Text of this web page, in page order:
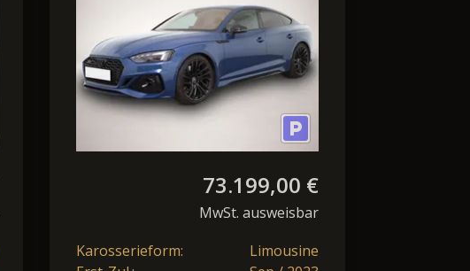
Matrix/ACC/HuD/360
73.199,00 €
MwSt. ausweisbar
Karosserieform:
Limousine